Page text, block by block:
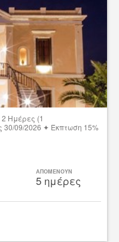
Ημέρες (1
09/2026 ✦ Έκπτωση 15%
ΑΠΟΜΕΝΟΥΝ
5 ημέρες